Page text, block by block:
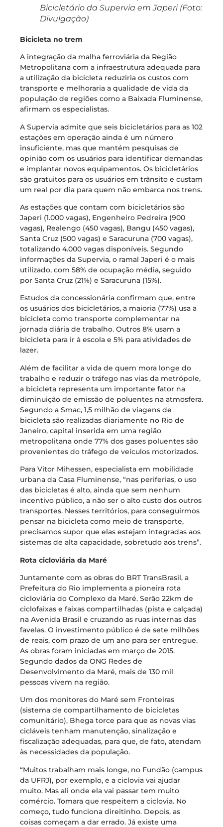
Bicicletário da Supervia em Japeri (Foto:
Divulgação)
Bicicleta no trem
A integração da malha ferroviária da Região
Metropolitana com a infraestrutura adequada para
a utilização da bicicleta reduziria os custos com
transporte e melhoraria a qualidade de vida da
população de regiões como a Baixada Fluminense,
afirmam os especialistas.
A Supervia admite que seis bicicletários para as 102
estações em operação ainda é um número
insuficiente, mas que mantém pesquisas de
opinião com os usuários para identificar demandas
e implantar novos equipamentos. Os bicicletários
são gratuitos para os usuários em trânsito e custam
um real por dia para quem não embarca nos trens.
As estações que contam com bicicletários são
Japeri (1.000 vagas), Engenheiro Pedreira (900
vagas), Realengo (450 vagas), Bangu (450 vagas),
Santa Cruz (500 vagas) e Saracuruna (700 vagas),
totalizando 4.000 vagas disponíveis. Segundo
informações da Supervia, o ramal Japeri é o mais
utilizado, com 58% de ocupação média, seguido
por Santa Cruz (21%) e Saracuruna (15%).
Estudos da concessionária confirmam que, entre
os usuários dos bicicletários, a maioria (77%) usa a
bicicleta como transporte complementar na
jornada diária de trabalho. Outros 8% usam a
bicicleta para ir à escola e 5% para atividades de
lazer.
Além de facilitar a vida de quem mora longe do
trabalho e reduzir o tráfego nas vias da metrópole,
a bicicleta representa um importante fator na
diminuição de emissão de poluentes na atmosfera.
Segundo a Smac, 1,5 milhão de viagens de
bicicleta são realizadas diariamente no Rio de
Janeiro, capital inserida em uma região
metropolitana onde 77% dos gases poluentes são
provenientes do tráfego de veículos motorizados.
Para Vitor Mihessen, especialista em mobilidade
urbana da Casa Fluminense, “nas periferias, o uso
das bicicletas é alto, ainda que sem nenhum
incentivo público, a não ser o alto custo dos outros
transportes. Nesses territórios, para conseguirmos
pensar na bicicleta como meio de transporte,
precisamos supor que elas estejam integradas aos
sistemas de alta capacidade, sobretudo aos trens”.
Rota cicloviária da Maré
Juntamente com as obras do BRT TransBrasil, a
Prefeitura do Rio implementa a pioneira rota
cicloviária do Complexo da Maré. Serão 22km de
ciclofaixas e faixas compartilhadas (pista e calçada)
na Avenida Brasil e cruzando as ruas internas das
favelas. O investimento público é de sete milhões
de reais, com prazo de um ano para ser entregue.
As obras foram iniciadas em março de 2015.
Segundo dados da ONG Redes de
Desenvolvimento da Maré, mais de 130 mil
pessoas vivem na região.
Um dos monitores do Maré sem Fronteiras
(sistema de compartilhamento de bicicletas
comunitário), Bhega torce para que as novas vias
cicláveis tenham manutenção, sinalização e
fiscalização adequadas, para que, de fato, atendam
às necessidades da população.
“Muitos trabalham mais longe, no Fundão (campus
da UFRJ), por exemplo, e a ciclovia vai ajudar
muito. Mas ali onde ela vai passar tem muito
comércio. Tomara que respeitem a ciclovia. No
começo, tudo funciona direitinho. Depois, as
coisas começam a dar errado. Já existe uma